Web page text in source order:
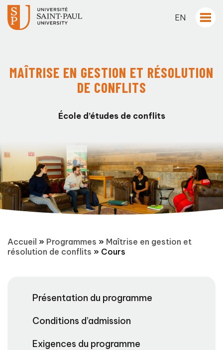
EN
MAÎTRISE EN GESTION ET RÉSOLUTION
DE CONFLITS
École d’études de conflits
Accueil » Programmes » Maîtrise en gestion et
résolution de conflits » Cours
Présentation du programme
Conditions d’admission
Exigences du programme